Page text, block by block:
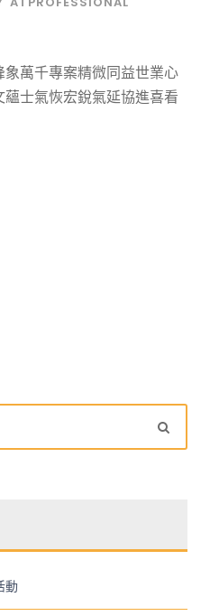
萬千專案精微同益世業心
士氣恢宏銳氣延協進喜看
動